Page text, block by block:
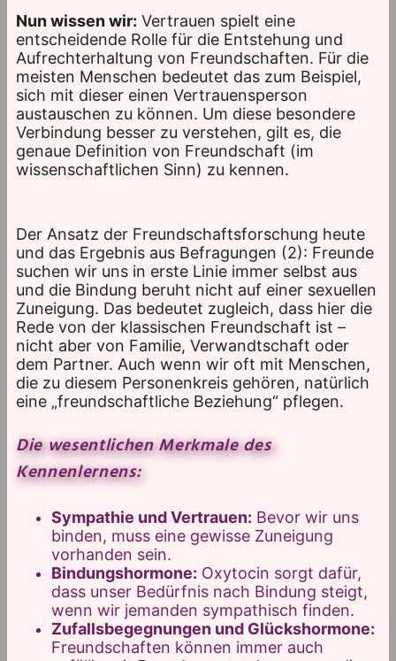
Nun wissen wir: Vertrauen spielt eine
entscheidende Rolle für die Entstehung und
Aufrechterhaltung von Freundschaften. Für die
meisten Menschen bedeutet das zum Beispiel,
sich mit dieser einen Vertrauensperson
austauschen zu können. Um diese besondere
Verbindung besser zu verstehen, gilt es, die
genaue Definition von Freundschaft (im
wissenschaftlichen Sinn) zu kennen.
Der Ansatz der Freundschaftsforschung heute
und das Ergebnis aus Befragungen (2): Freunde
suchen wir uns in erste Linie immer selbst aus
und die Bindung beruht nicht auf einer sexuellen
Zuneigung. Das bedeutet zugleich, dass hier die
Rede von der klassischen Freundschaft ist –
nicht aber von Familie, Verwandtschaft oder
dem Partner. Auch wenn wir oft mit Menschen,
die zu diesem Personenkreis gehören, natürlich
eine „freundschaftliche Beziehung“ pflegen.
Die wesentlichen Merkmale des
Kennenlernens:
Sympathie und Vertrauen: Bevor wir uns
binden, muss eine gewisse Zuneigung
vorhanden sein.
Bindungshormone: Oxytocin sorgt dafür,
dass unser Bedürfnis nach Bindung steigt,
wenn wir jemanden sympathisch finden.
Zufallsbegegnungen und Glückshormone:
Freundschaften können immer auch